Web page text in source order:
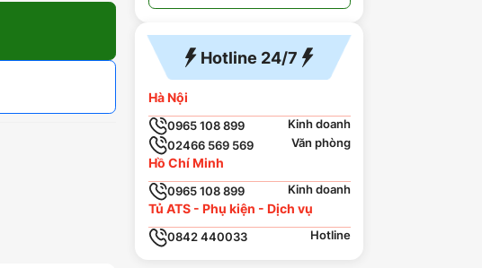
Hotline 24/7
Hà Nội
0965 108 899
Kinh doanh
02466 569 569
Văn phòng
Hồ Chí Minh
0965 108 899 Kinh doanh
Tủ ATS - Phụ kiện - Dịch vụ
0842 440033 Hotline